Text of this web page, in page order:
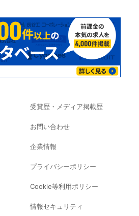
受賞歴・メディア掲載歴
お問い合わせ
企業情報
プライバシーポリシー
Cookie等利用ポリシー
情報セキュリティ